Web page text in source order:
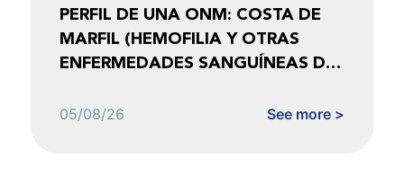
PERFIL DE UNA ONM: COSTA DE
MARFIL (HEMOFILIA Y OTRAS
ENFERMEDADES SANGUÍNEAS DE
05/08/26 See more >